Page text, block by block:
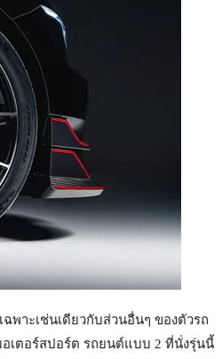
พาะเช่นเดียวกับส่วนอื่นๆ ของตัวรถ
เตอร์สปอร์ต รถยนต์แบบ 2 ที่นั่งรุ่นนี้